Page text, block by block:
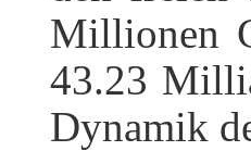
Millionen
43.23
Dynamik